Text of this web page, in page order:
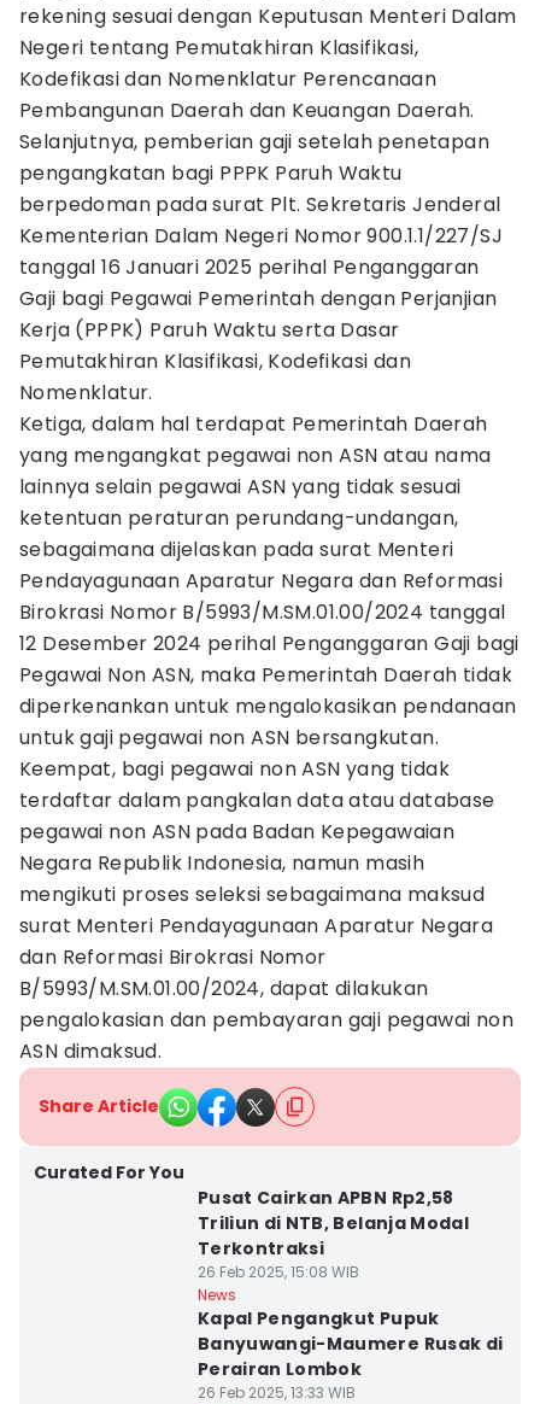
rekening sesuai dengan Keputusan Menteri Dalam
Negeri tentang Pemutakhiran Klasifikasi,
Kodefikasi dan Nomenklatur Perencanaan
Pembangunan Daerah dan Keuangan Daerah.
Selanjutnya, pemberian gaji setelah penetapan
pengangkatan bagi PPPK Paruh Waktu
berpedoman pada surat Plt. Sekretaris Jenderal
Kementerian Dalam Negeri Nomor 900.1.1/227/SJ
tanggal 16 Januari 2025 perihal Penganggaran
Gaji bagi Pegawai Pemerintah dengan Perjanjian
Kerja (PPPK) Paruh Waktu serta Dasar
Pemutakhiran Klasifikasi, Kodefikasi dan
Nomenklatur.
Ketiga, dalam hal terdapat Pemerintah Daerah
yang mengangkat pegawai non ASN atau nama
lainnya selain pegawai ASN yang tidak sesuai
ketentuan peraturan perundang-undangan,
sebagaimana dijelaskan pada surat Menteri
Pendayagunaan Aparatur Negara dan Reformasi
Birokrasi Nomor B/5993/M.SM.01.00/2024 tanggal
12 Desember 2024 perihal Penganggaran Gaji bagi
Pegawai Non ASN, maka Pemerintah Daerah tidak
diperkenankan untuk mengalokasikan pendanaan
untuk gaji pegawai non ASN bersangkutan.
Keempat, bagi pegawai non ASN yang tidak
terdaftar dalam pangkalan data atau database
pegawai non ASN pada Badan Kepegawaian
Negara Republik Indonesia, namun masih
mengikuti proses seleksi sebagaimana maksud
surat Menteri Pendayagunaan Aparatur Negara
dan Reformasi Birokrasi Nomor
B/5993/M.SM.01.00/2024, dapat dilakukan
pengalokasian dan pembayaran gaji pegawai non
ASN dimaksud.
Share Article
Curated For You
Pusat Cairkan APBN Rp2,58
Triliun di NTB, Belanja Modal
Terkontraksi
26 Feb 2025, 15:08 WIB
News
Kapal Pengangkut Pupuk
Banyuwangi-Maumere Rusak di
Perairan Lombok
26 Feb 2025, 13:33 WIB